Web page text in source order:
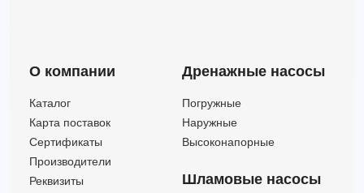
О компании
Каталог
Карта поставок
Сертификаты
Производители
Реквизиты
Дренажные насосы
Погружные
Наружные
Высоконапорные
Шламовые насосы